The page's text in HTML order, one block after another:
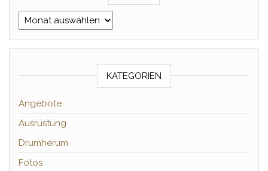
Archiv
KATEGORIEN
Angebote
Ausrüstung
Drumherum
Fotos